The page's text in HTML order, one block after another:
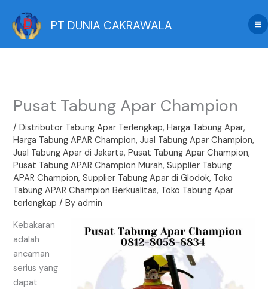
content
PT DUNIA CAKRAWALA
Pusat Tabung Apar Champion
/Distributor Tabung Apar Terlengkap,Harga Tabung Apar,
Harga Tabung APAR Champion,Jual Tabung Apar Champion,
Jual Tabung Apar di Jakarta,Pusat Tabung Apar Champion,
Pusat Tabung APAR Champion Murah,Supplier Tabung
APAR Champion,Supplier Tabung Apar di Glodok, Toko
Tabung APAR Champion Berkualitas, Toko Tabung Apar
terlengkap / Byadmin
Kebakaran
adalah
ancaman
serius yang
dapat